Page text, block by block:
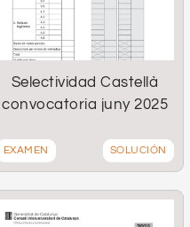
Selectividad Castellà
convocatoria juny 2025
EXAMEN SOLUCIÓN